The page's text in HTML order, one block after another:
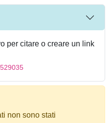
per citare o creare un link
non sono stati